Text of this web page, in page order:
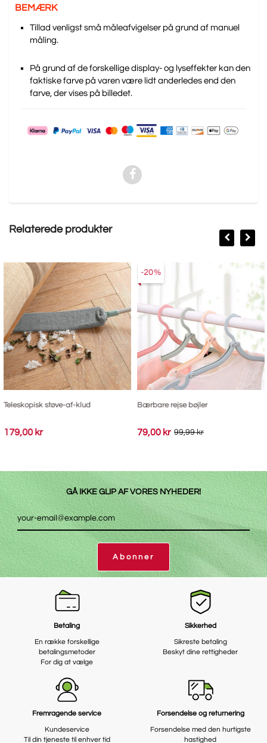
BEMÆRK
Tillad venligst små måleafvigelser på grund af manuel
måling.
På grund af de forskellige display- og lyseffekter kan den
faktiske farve på varen være lidt anderledes end den
farve, der vises på billedet.
Relaterede produkter
Teleskopisk støve-af-klud
179,00 kr
-20%
Bærbare rejse bøjler
79,00 kr 99,99 kr
GÅ IKKE GLIP AF VORES NYHEDER!
Abonner
Betaling
En række forskellige
betalingsmetoder
For dig at vælge
Sikkerhed
Sikreste betaling
Beskyt dine rettigheder
Fremragende service
Kundeservice
Til din tjeneste til enhver tid
Forsendelse og returnering
Forsendelse med den hurtigste
hastighed